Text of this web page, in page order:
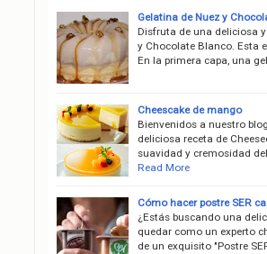
Gelatina de Nuez y
Disfruta de una deliciosa
y Chocolate Blanco. Esta
En la primera capa, una
Cheescake de mango
Bienvenidos a nuestro
deliciosa receta de
suavidad y cremosidad
Read More
Cómo hacer postre SER
¿Estás buscando una
quedar como un experto
de un exquisito "Postre